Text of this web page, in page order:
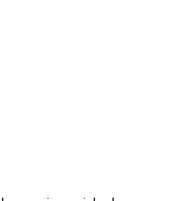
al debatir
La
es que
de
la